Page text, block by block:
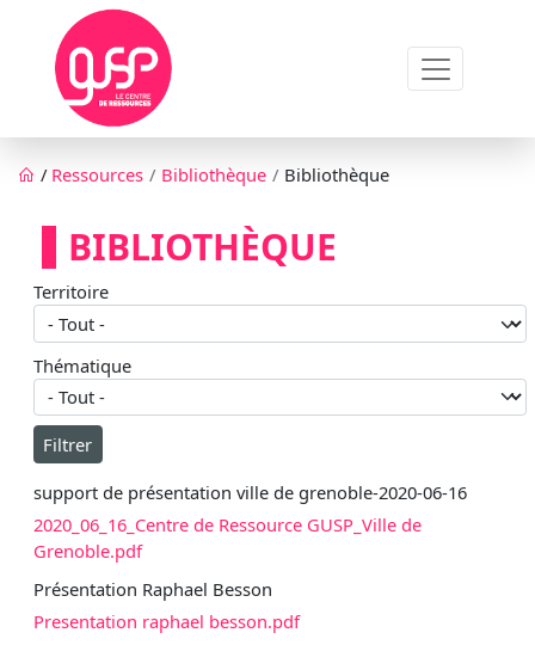
Aller au contenu principal
Fil d'Ariane
/ Ressources Bibliothèque Bibliothèque
BIBLIOTHÈQUE
Territoire
Thématique
support de présentation ville de grenoble-2020-06-16
2020_06_16_Centre de Ressource GUSP_Ville de
Grenoble.pdf
Présentation Raphael Besson
Presentation raphael besson.pdf